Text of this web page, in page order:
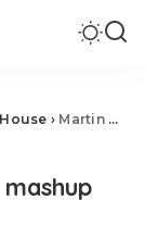
› Martin Garrix et Ingrosso : un mashup comme release officielle